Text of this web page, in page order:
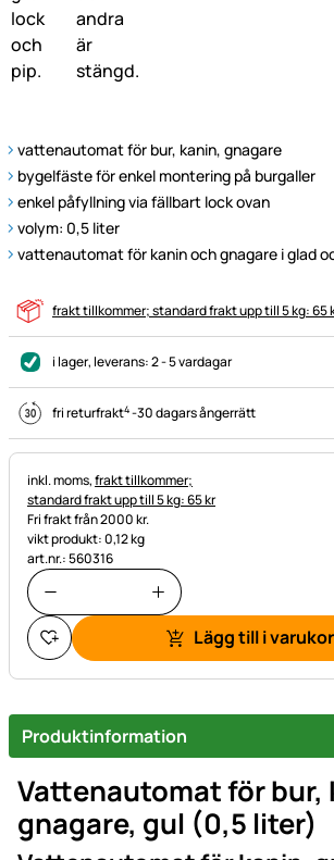
vattenautomat för bur, kanin, gnagare
bygelfäste för enkel montering på burgaller
enkel påfyllning via fällbart lock ovan
volym: 0,5 liter
vattenautomat för kanin och gnagare i glad
frakt tillkommer; standard frakt upp till 5 kg: 65
i lager, leverans:2 - 5 vardagar
fri returfrakt4-30 dagars ångerrätt
Skatteinformation:
inkl. moms,frakt tillkommer;
standard frakt upp till 5 kg: 65 kr
Fri frakt från 2000 kr.
vikt produkt: 0,12 kg
art.nr.: 560316
Lägg till i
Produktinformation
Vattenautomat för bur,
gnagare, gul (0,5 liter)